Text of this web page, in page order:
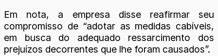
Em nota, a empresa disse reafirmar seu
compromisso de “adotar as medidas cabíveis,
em busca do adequado ressarcimento dos
prejuízos decorrentes que lhe foram causados”.